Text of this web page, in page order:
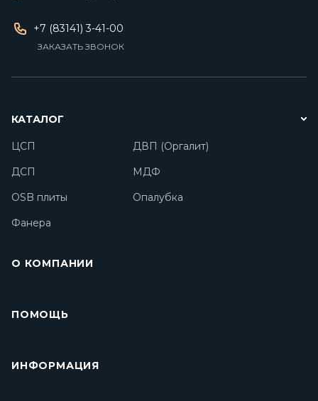
+7 (83141) 3-41-00
ЗАКАЗАТЬ ЗВОНОК
КАТАЛОГ
ЦСП
ДВП (Оргалит)
ДСП
МДФ
OSB плиты
Опалубка
Фанера
О КОМПАНИИ
ПОМОЩЬ
ИНФОРМАЦИЯ